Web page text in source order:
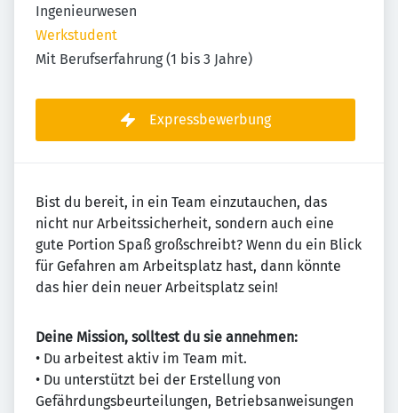
Ingenieurwesen
Werkstudent
Mit Berufserfahrung (1 bis 3 Jahre)
Expressbewerbung
Bist du bereit, in ein Team einzutauchen, das
nicht nur Arbeitssicherheit, sondern auch eine
gute Portion Spaß großschreibt? Wenn du ein Blick
für Gefahren am Arbeitsplatz hast, dann könnte
das hier dein neuer Arbeitsplatz sein!
Deine Mission, solltest du sie annehmen:
• Du arbeitest aktiv im Team mit.
• Du unterstützt bei der Erstellung von
Gefährdungsbeurteilungen, Betriebsanweisungen